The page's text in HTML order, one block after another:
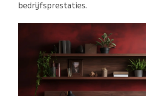
bedrijfsprestaties.